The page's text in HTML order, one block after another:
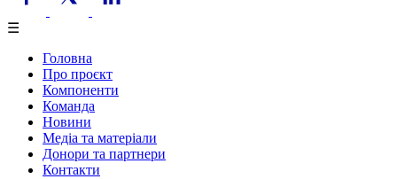
☰
Головна
Про проєкт
Компоненти
Команда
Новини
Медіа та матеріали
Донори та партнери
Контакти